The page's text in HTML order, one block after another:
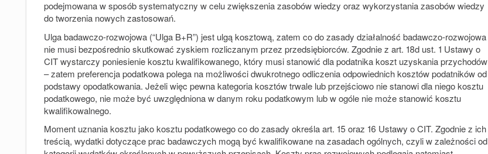
podejmowana w sposób systematyczny w celu zwiększenia zasobów wiedzy oraz wykorzystania zasobów wiedzy
do tworzenia nowych zastosowań.
Ulga badawczo-rozwojowa (“Ulga B+R”) jest ulgą kosztową, zatem co do zasady działalność badawczo-rozwojowa
nie musi bezpośrednio skutkować zyskiem rozliczanym przez przedsiębiorców. Zgodnie z art. 18d ust. 1 Ustawy o
CIT wystarczy poniesienie kosztu kwalifikowanego, który musi stanowić dla podatnika koszt uzyskania przychodów
– zatem preferencja podatkowa polega na możliwości dwukrotnego odliczenia odpowiednich kosztów podatników od
podstawy opodatkowania. Jeżeli więc pewna kategoria kosztów trwale lub przejściowo nie stanowi dla niego kosztu
podatkowego, nie może być uwzględniona w danym roku podatkowym lub w ogóle nie może stanowić kosztu
kwalifikowalnego.
Moment uznania kosztu jako kosztu podatkowego co do zasady określa art. 15 oraz 16 Ustawy o CIT. Zgodnie z ich
treścią, wydatki dotyczące prac badawczych mogą być kwalifikowane na zasadach ogólnych, czyli w zależności od